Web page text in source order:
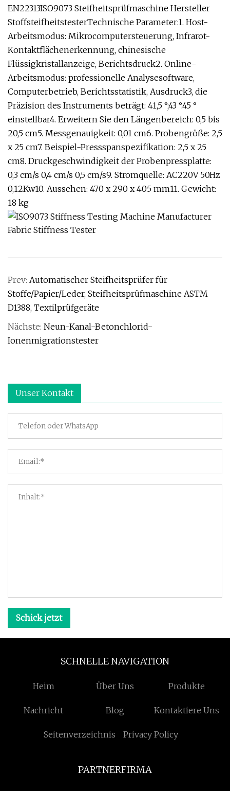
EN22313ISO9073 Steifheitsprüfmaschine Hersteller
StoffsteifheitstesterTechnische Parameter:1. Host-
Arbeitsmodus: Mikrocomputersteuerung, Infrarot-
Kontaktflächenerkennung, chinesische
Flüssigkristallanzeige, Berichtsdruck2. Online-
Arbeitsmodus: professionelle Analysesoftware,
Computerbetrieb, Berichtsstatistik, Ausdruck3, die
Präzision des Instruments beträgt: 41,5 °;43 °.45 °
einstellbar4. Erweitern Sie den Längenbereich: 0,5 bis
20,5 cm5. Messgenauigkeit: 0,01 cm6. Probengröße: 2,5
x 25 cm7. Beispiel-Pressspanspezifikation: 2,5 x 25
cm8. Druckgeschwindigkeit der Probenpressplatte:
0,3 cm/s 0,4 cm/s 0,5 cm/s9. Stromquelle: AC220V 50Hz
0,12Kw10. Aussehen: 470 x 290 x 405 mm11. Gewicht:
18 kg
Prev: Automatischer Steifheitsprüfer für
Stoffe/Papier/Leder, Steifheitsprüfmaschine ASTM
D1388, Textilprüfgeräte
Nächste: Neun-Kanal-Betonchlorid-
Ionenmigrationstester
Unser Kontakt
Schick jetzt
SCHNELLE NAVIGATION
Heim Über Uns Produkte
Nachricht Blog Kontaktiere Uns
Seitenverzeichnis Privacy Policy
PARTNERFIRMA